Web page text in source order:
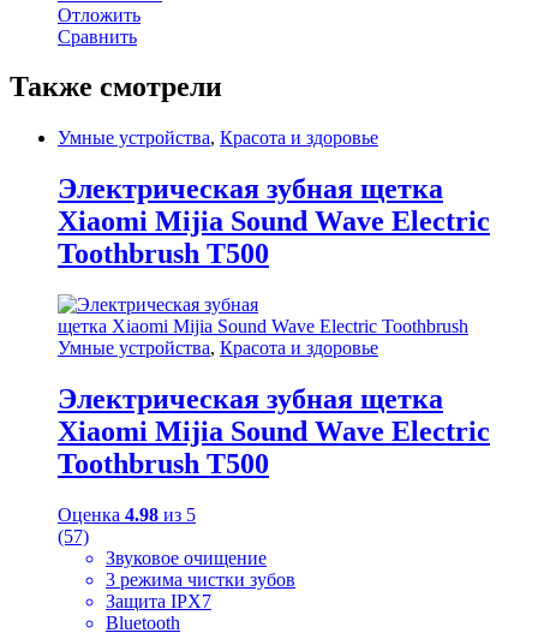
Отложить
Сравнить
Также смотрели
Умные устройства, Красота и здоровье
Электрическая зубная щетка
Xiaomi Mijia Sound Wave Electric
Toothbrush T500
Умные устройства, Красота и здоровье
Электрическая зубная щетка
Xiaomi Mijia Sound Wave Electric
Toothbrush T500
Оценка 4.98 из 5
(57)
Звуковое очищение
3 режима чистки зубов
Защита IPX7
Bluetooth